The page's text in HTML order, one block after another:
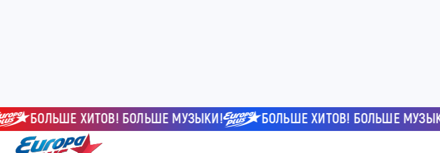
БОЛЬШЕ ХИТОВ! БОЛЬШЕ МУЗЫКИ! БОЛЬШЕ ХИТОВ! БОЛЬШЕ МУЗЫКИ!